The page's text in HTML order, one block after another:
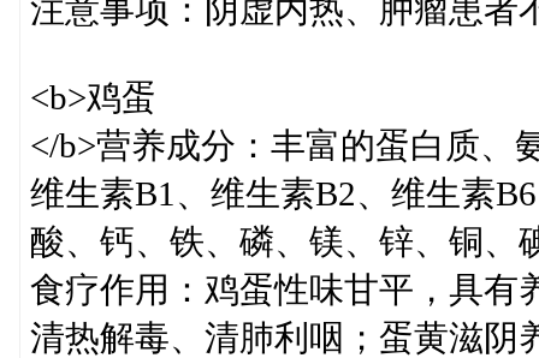
注意事项：阴虚内热、肿瘤患者
<b>鸡蛋
</b>营养成分：丰富的蛋白质、
维生素B1、维生素B2、维生素
酸、钙、铁、磷、镁、锌、铜、
食疗作用：鸡蛋性味甘平，具有
清热解毒、清肺利咽；蛋黄滋阴